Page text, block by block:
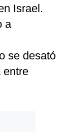
Israel.
a
se desató
entre